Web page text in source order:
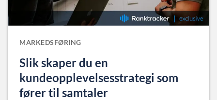
MARKEDSFØRING
Slik skaper du en
kundeopplevelsesstrategi som
fører til samtaler